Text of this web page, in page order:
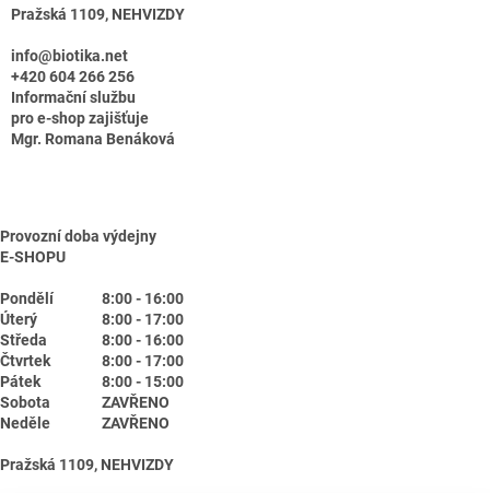
Pražská 1109, NEHVIZDY
info@biotika.net
+420 604 266 256
Informační službu
pro e-shop zajišťuje
Mgr. Romana Benáková
Provozní doba výdejny
E-SHOPU
Pondělí
8:00 - 16:00
Úterý
8:00 - 17:00
Středa
8:00 - 16:00
Čtvrtek
8:00 - 17:00
Pátek
8:00 - 15:00
Sobota
ZAVŘENO
Neděle
ZAVŘENO
Pražská 1109, NEHVIZDY